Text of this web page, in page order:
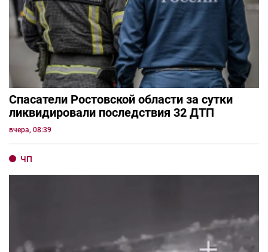
Спасатели Ростовской области за сутки
ликвидировали последствия 32 ДТП
вчера, 08:39
ЧП